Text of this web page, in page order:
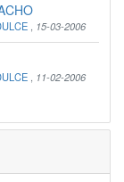
15-03-2006
11-02-2006